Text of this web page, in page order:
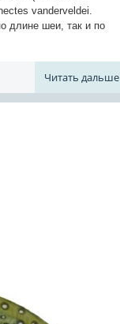
vanderveldei.
длине шеи, так и по
Читать дальше